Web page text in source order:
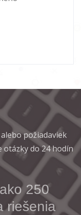
požiadaviek
otázky do 24 hodín
250
riešenia